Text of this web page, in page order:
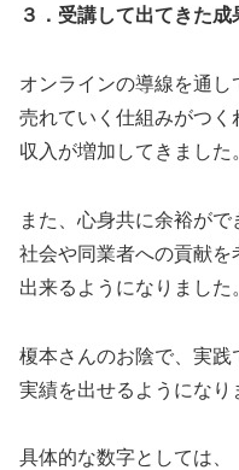
３．受講して出てきた
オンラインの導線を通し
売れていく仕組みがつく
収入が増加してきました
また、心身共に余裕がで
社会や同業者への貢献を
出来るようになりました
榎本さんのお陰で、実践
実績を出せるようになり
具体的な数字としては、